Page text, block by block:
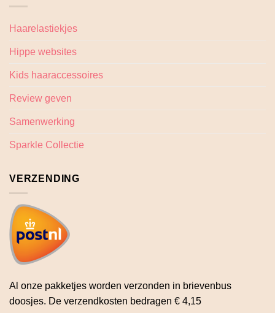
Haarelastiekjes
Hippe websites
Kids haaraccessoires
Review geven
Samenwerking
Sparkle Collectie
VERZENDING
Al onze pakketjes worden verzonden in brievenbus
doosjes. De verzendkosten bedragen € 4,15